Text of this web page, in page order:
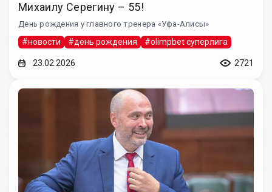
Михаилу Серегину – 55!
День рождения у главного тренера «Уфа-Алисы»
#новости #день рождения #olimpbet суперлига
23.02.2026 2721